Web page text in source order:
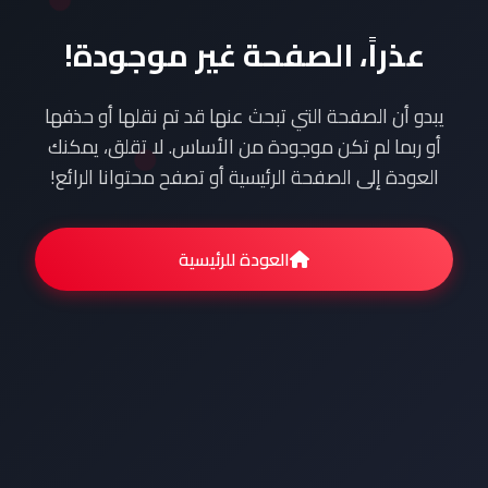
عذراً، الصفحة غير موجودة!
يبدو أن الصفحة التي تبحث عنها قد تم نقلها أو حذفها
أو ربما لم تكن موجودة من الأساس. لا تقلق، يمكنك
العودة إلى الصفحة الرئيسية أو تصفح محتوانا الرائع!
العودة للرئيسية